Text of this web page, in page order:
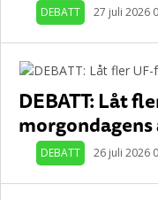
DEBATT 27 juli 2026
DEBATT: Låt
DEBATT 26 juli 2026